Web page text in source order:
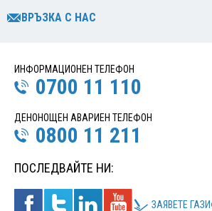
ВРЪЗКА С НАС
ИНФОРМАЦИОНЕН ТЕЛЕФОН
0700 11 110
ДЕНОНОЩЕН АВАРИЕН ТЕЛЕФОН
0800 11 211
ПОСЛЕДВАЙТЕ НИ:
ЗАЯВЕТЕ